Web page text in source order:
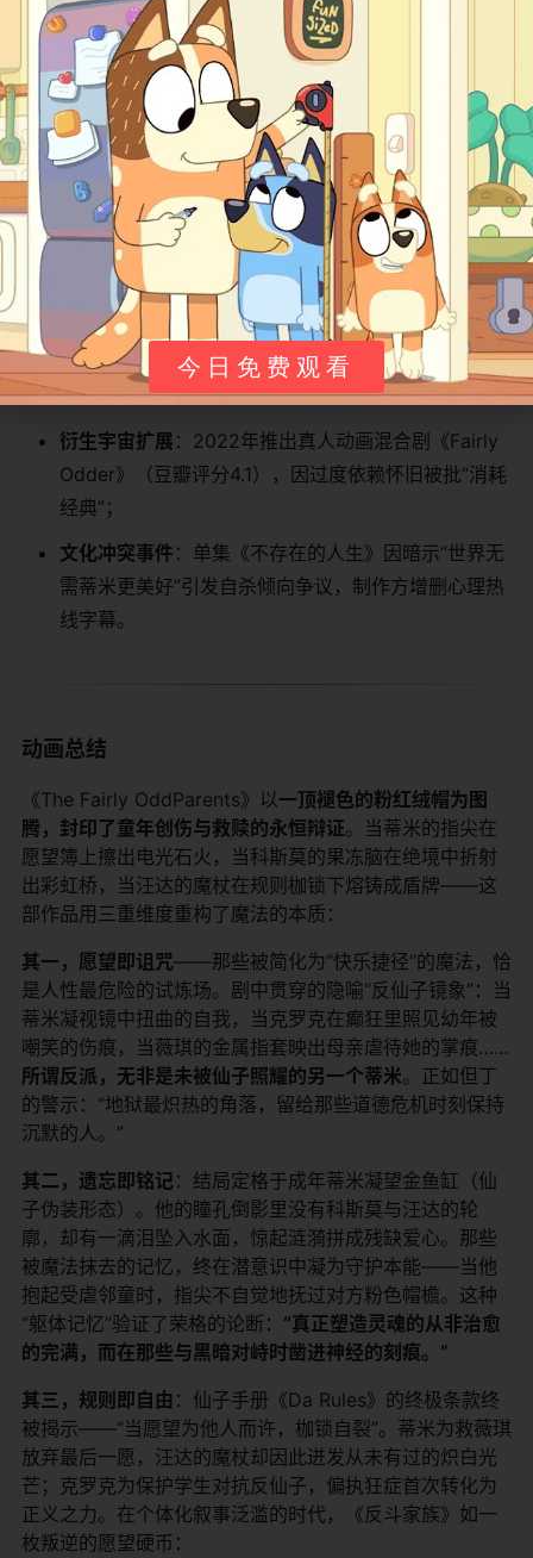
​观众反馈与影响​
​心理疗愈价值​
​集体创伤共鸣​​：全球虐童干预组织引用剧中“仙子授予
标准”（仅最不幸儿童获助），开发“儿童苦难指数评估
工具”；
​教育实践革新​ ​：美国小学采用“愿望后果沙盘课”，学生
用积木模拟剧中灾难链，逻辑失误率下降35%。
​商业与争议​
​衍生宇宙扩展​ ​：2022年推出真人动画混合剧《Fairly
Odder》（豆瓣评分4.1），因过度依赖怀旧被批“消耗
经典”；
​文化冲突事件​ ​：单集《不存在的人生》因暗示“世界无
需蒂米更美好”引发自杀倾向争议，制作方增删心理热
线字幕。
​动画总结​
《The Fairly OddParents》以​​一顶褪色的粉红绒帽为图
腾，封印了童年创伤与救赎的永恒辩证​​。当蒂米的指尖在
愿望簿上擦出电光石火，当科斯莫的果冻脑在绝境中折射
出彩虹桥，当汪达的魔杖在规则枷锁下熔铸成盾牌——这
部作品用三重维度重构了魔法的本质：
​其一，愿望即诅咒​​——那些被简化为“快乐捷径”的魔法，恰
是人性最危险的试炼场。剧中贯穿的隐喻“反仙子镜象”：当
蒂米凝视镜中扭曲的自我，当克罗克在癫狂里照见幼年被
嘲笑的伤痕，当薇琪的金属指套映出母亲虐待她的掌痕……​
所谓反派，无非是未被仙子照耀的另一个蒂米​​。正如但丁
的警示：“地狱最炽热的角落，留给那些道德危机时刻保持
沉默的人。”
​其二，遗忘即铭记​ ​：结局定格于成年蒂米凝望金鱼缸（仙
子伪装形态）。他的瞳孔倒影里没有科斯莫与汪达的轮
廓，却有一滴泪坠入水面，惊起涟漪拼成残缺爱心。那些
被魔法抹去的记忆，终在潜意识中凝为守护本能——当他
抱起受虐邻童时，指尖不自觉地抚过对方粉色帽檐。这种
“躯体记忆”验证了荣格的论断：​ ​“真正塑造灵魂的从非治愈
的完满，而在那些与黑暗对峙时凿进神经的刻痕。”​
​其三，规则即自由​ ​：仙子手册《Da Rules》的终极条款终
被揭示——“当愿望为他人而许，枷锁自裂”。蒂米为救薇琪
放弃最后一愿，汪达的魔杖却因此迸发从未有过的炽白光
芒；克罗克为保护学生对抗反仙子，偏执狂症首次转化为
正义之力。在个体化叙事泛滥的时代，《反斗家族》如一
枚叛逆的愿望硬币：
今日免费观看